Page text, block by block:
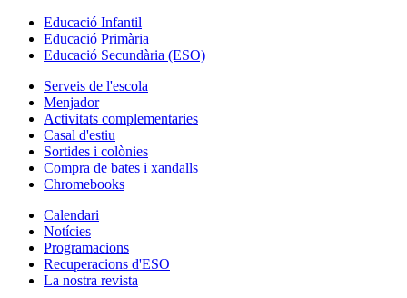
Educació Infantil
Educació Primària
Educació Secundària (ESO)
Serveis de l'escola
Menjador
Activitats complementaries
Casal d'estiu
Sortides i colònies
Compra de bates i xandalls
Chromebooks
Calendari
Notícies
Programacions
Recuperacions d'ESO
La nostra revista